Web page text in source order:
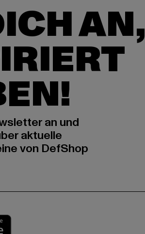
AN,
an und
aktuelle
von DefShop